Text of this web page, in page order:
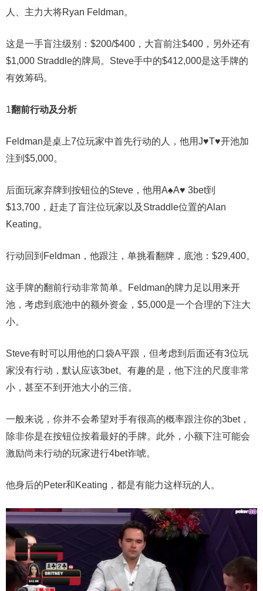
人、主力大将Ryan Feldman。
这是一手盲注级别：$200/$400，大盲前注$400，另外还有
$1,000 Straddle的牌局。Steve手中的$412,000是这手牌的
有效筹码。
1翻前行动及分析
Feldman是桌上7位玩家中首先行动的人，他用J♥T♥开池加
注到$5,000。
后面玩家弃牌到按钮位的Steve，他用A♠A♥ 3bet到
$13,700，赶走了盲注位玩家以及Straddle位置的Alan
Keating。
行动回到Feldman，他跟注，单挑看翻牌，底池：$29,400。
这手牌的翻前行动非常简单。Feldman的牌力足以用来开
池，考虑到底池中的额外资金，$5,000是一个合理的下注大
小。
Steve有时可以用他的口袋A平跟，但考虑到后面还有3位玩
家没有行动，默认应该3bet。有趣的是，他下注的尺度非常
小，甚至不到开池大小的三倍。
一般来说，你并不会希望对手有很高的概率跟注你的3bet，
除非你是在按钮位按着最好的手牌。此外，小额下注可能会
激励尚未行动的玩家进行4bet诈唬。
他身后的Peter和Keating，都是有能力这样玩的人。